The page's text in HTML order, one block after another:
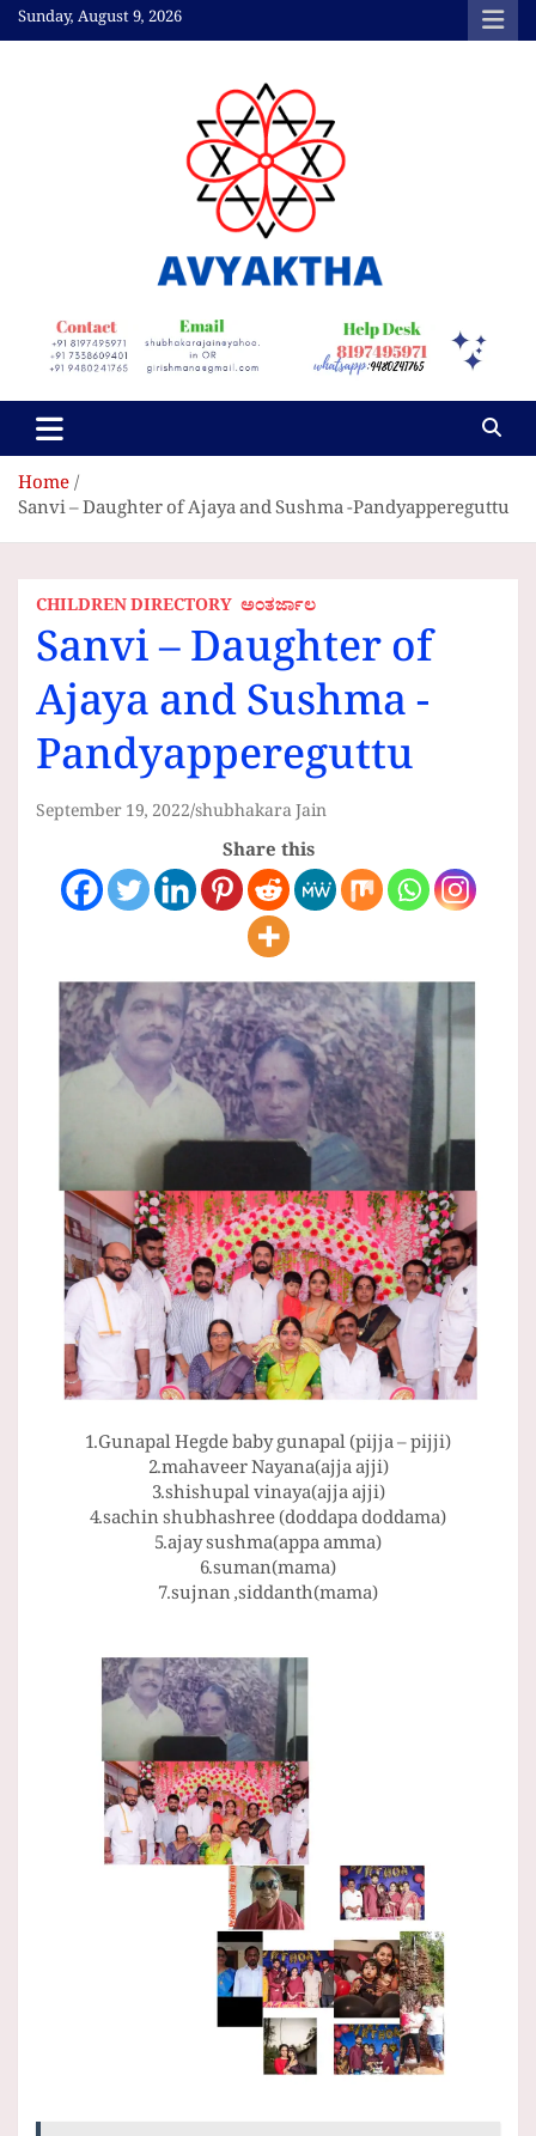
Skip
to
Sunday, August 9, 2026
Avyaktha Bulletin:
Connecting Temples,
Professionals, &
Communities
Home
Sanvi – Daughter of Ajaya and Sushma -Pandyappereguttu
CHILDREN DIRECTORY ಅಂತರ್ಜಾಲ
Sanvi – Daughter of
Ajaya and Sushma -
Pandyappereguttu
September 19, 2022 shubhakara Jain
Share this
1.Gunapal Hegde baby gunapal (pijja – pijji)
2.mahaveer Nayana(ajja ajji)
3.shishupal vinaya(ajja ajji)
4.sachin shubhashree (doddapa doddama)
5.ajay sushma(appa amma)
6.suman(mama)
7.sujnan ,siddanth(mama)